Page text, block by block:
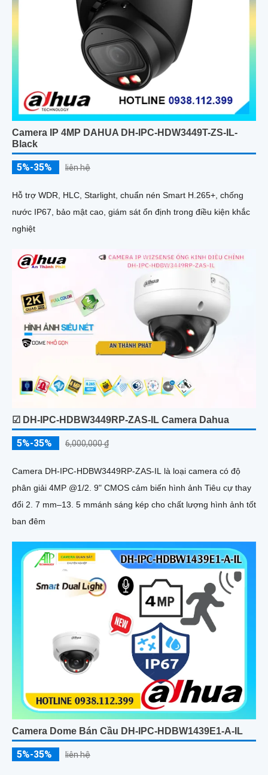
Camera IP 4MP DAHUA DH-IPC-HDW3449T-ZS-IL-
Black
5%-35% liên hệ
Hỗ trợ WDR, HLC, Starlight, chuẩn nén Smart H.265+, chống
nước IP67, bảo mật cao, giám sát ổn định trong điều kiện khắc
nghiệt
☑ DH-IPC-HDBW3449RP-ZAS-IL Camera Dahua
5%-35% 6,000,000 ₫
Camera DH-IPC-HDBW3449RP-ZAS-IL là loại camera có độ
phân giải 4MP @1/2. 9" CMOS cảm biến hình ảnh Tiêu cự thay
đổi 2. 7 mm–13. 5 mmánh sáng kép cho chất lượng hình ảnh tốt
ban đêm
Camera Dome Bán Cầu DH-IPC-HDBW1439E1-A-IL
5%-35% liên hệ